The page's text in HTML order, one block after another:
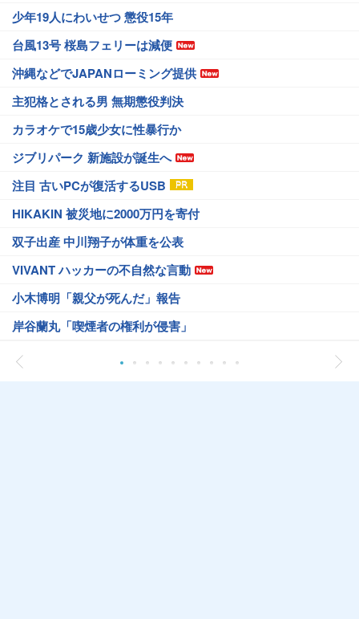
少年19人にわいせつ 懲役15年
台風13号 桜島フェリーは減便
沖縄などでJAPANローミング提供
主犯格とされる男 無期懲役判決
カラオケで15歳少女に性暴行か
ジブリパーク 新施設が誕生へ
注目 古いPCが復活するUSB
HIKAKIN 被災地に2000万円を寄付
双子出産 中川翔子が体重を公表
VIVANT ハッカーの不自然な言動
小木博明「親父が死んだ」報告
岸谷蘭丸「喫煙者の権利が侵害」